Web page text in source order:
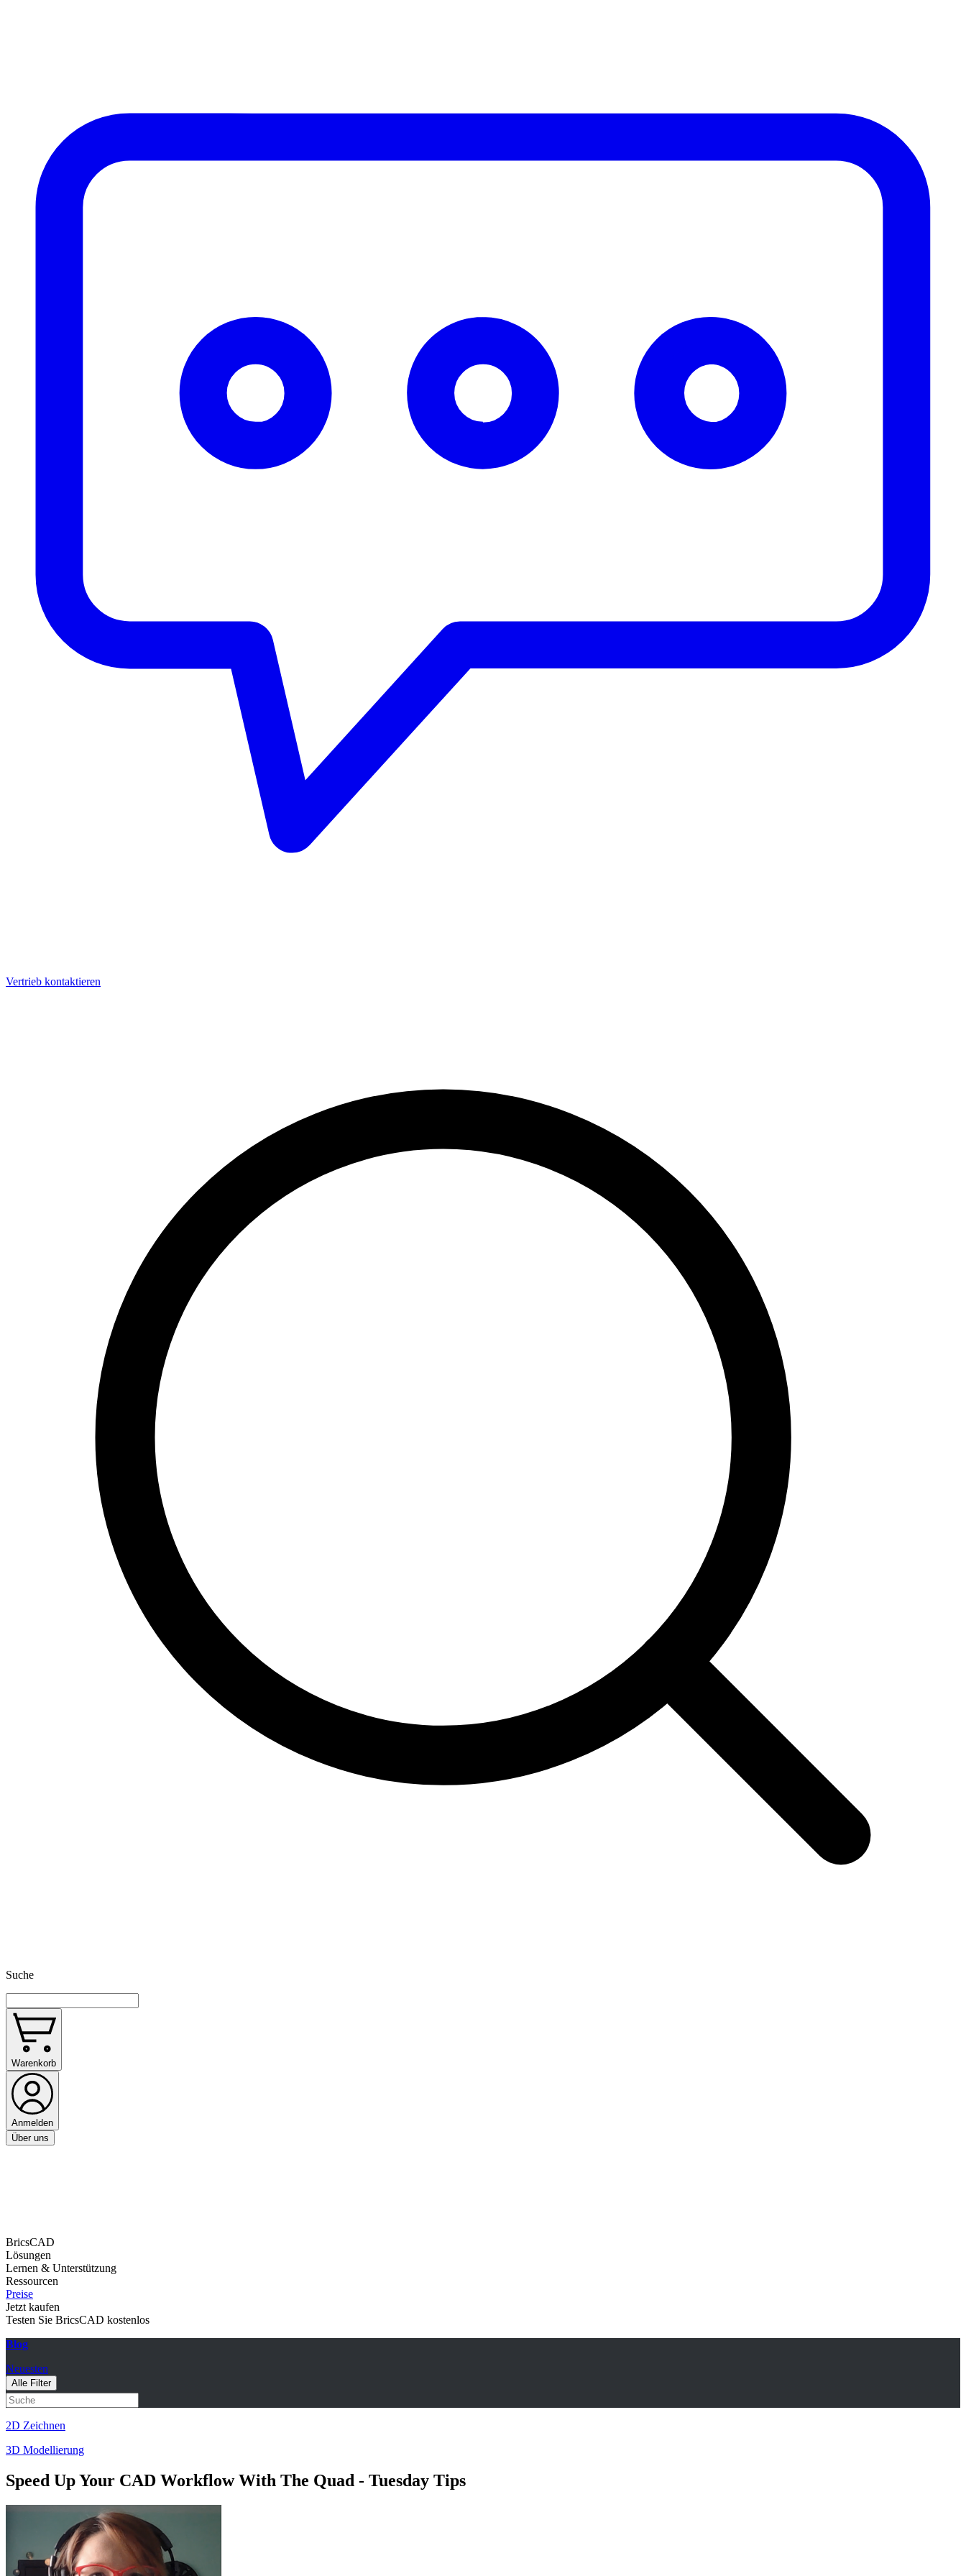
Vertrieb kontaktieren
Suche
Warenkorb
Anmelden
Über uns
BricsCAD
Lösungen
Lernen & Unterstützung
Ressourcen
Preise
Jetzt kaufen
Testen Sie BricsCAD kostenlos
Blog
Neuesten
Alle Filter
2D Zeichnen
3D Modellierung
Speed Up Your CAD Workflow With The Quad - Tuesday Tips